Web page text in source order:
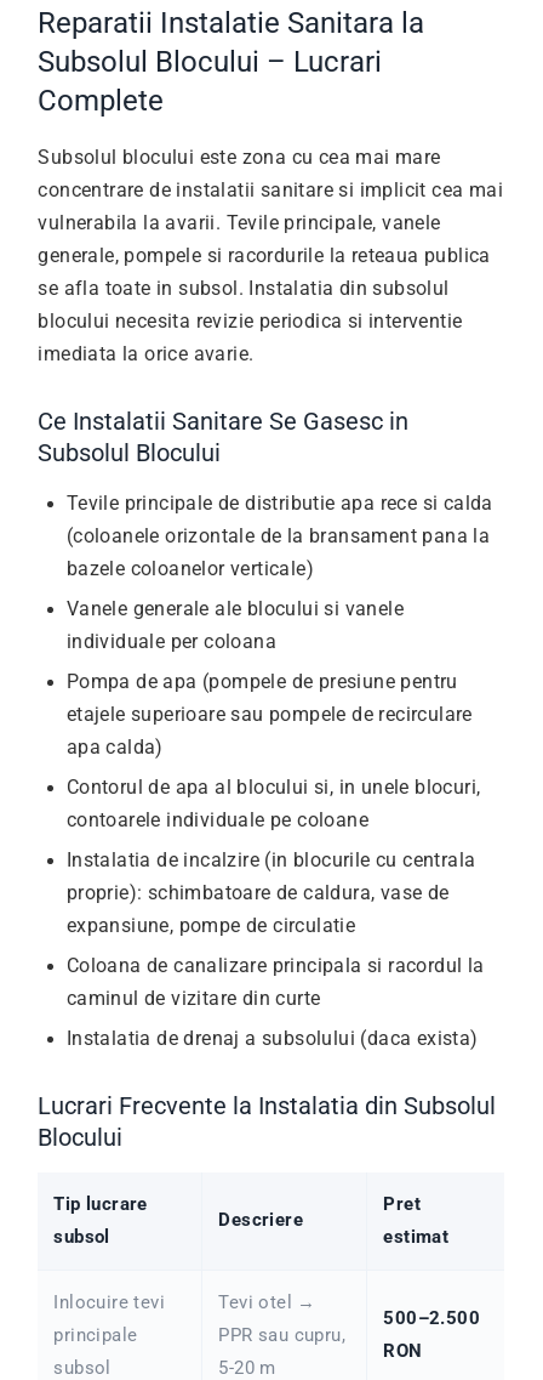
Reparatii Instalatie Sanitara la
Subsolul Blocului – Lucrari
Complete
Subsolul blocului este zona cu cea mai mare
concentrare de instalatii sanitare si implicit cea mai
vulnerabila la avarii. Tevile principale, vanele
generale, pompele si racordurile la reteaua publica
se afla toate in subsol. Instalatia din subsolul
blocului necesita revizie periodica si interventie
imediata la orice avarie.
Ce Instalatii Sanitare Se Gasesc in
Subsolul Blocului
Tevile principale de distributie apa rece si calda
(coloanele orizontale de la bransament pana la
bazele coloanelor verticale)
Vanele generale ale blocului si vanele
individuale per coloana
Pompa de apa (pompele de presiune pentru
etajele superioare sau pompele de recirculare
apa calda)
Contorul de apa al blocului si, in unele blocuri,
contoarele individuale pe coloane
Instalatia de incalzire (in blocurile cu centrala
proprie): schimbatoare de caldura, vase de
expansiune, pompe de circulatie
Coloana de canalizare principala si racordul la
caminul de vizitare din curte
Instalatia de drenaj a subsolului (daca exista)
Lucrari Frecvente la Instalatia din Subsolul
Blocului
Tip lucrare
subsol
Descriere
Pret
estimat
Inlocuire tevi
principale
subsol
Tevi otel →
PPR sau cupru,
5-20 m
500–2.500
RON